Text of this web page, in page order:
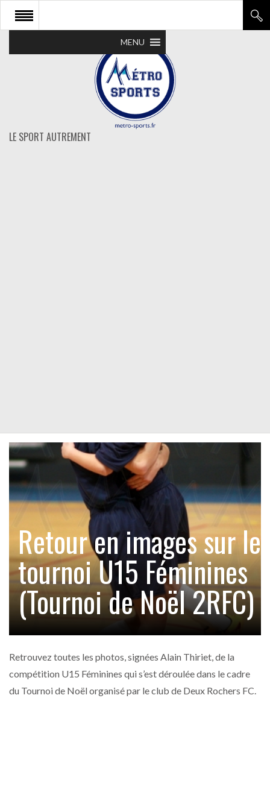
LE SPORT AUTREMENT
MENU
Retour en images sur le
tournoi U15 Féminines
(Tournoi de Noël 2RFC)
Retrouvez toutes les photos, signées Alain Thiriet, de la
compétition U15 Féminines qui s’est déroulée dans le cadre
du Tournoi de Noël organisé par le club de Deux Rochers FC.